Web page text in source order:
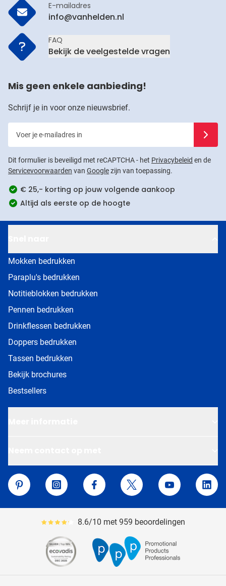
E-mailadres
info@vanhelden.nl
FAQ
Bekijk de veelgestelde vragen
Mis geen enkele aanbieding!
Schrijf je in voor onze nieuwsbrief.
Dit formulier is beveiligd met reCAPTCHA - het Privacybeleid en de
Servicevoorwaarden van Googlezijn van toepassing.
€ 25,- korting op jouw volgende aankoop
Altijd als eerste op de hoogte
Mokken bedrukken
Paraplu's bedrukken
Notitieblokken bedrukken
Pennen bedrukken
Drinkflessen bedrukken
Doppers bedrukken
Tassen bedrukken
Bekijk brochures
Bestsellers
Van Helden Relatiegeschenken
Pinterest
Instagram Facebook Twitter YouTube
Gemiddeld reviewpercentage is 86
8.6/10 met 959 beoordelingen